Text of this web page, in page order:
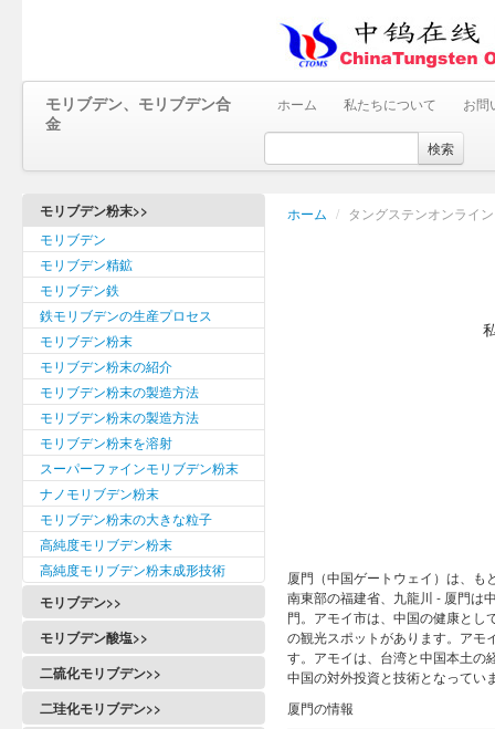
モリブデン、モリブデン合
金
ホーム 私たちについて お問
検索
モリブデン粉末>>
モリブデン
モリブデン精鉱
モリブデン鉄
鉄モリブデンの生産プロセス
モリブデン粉末
モリブデン粉末の紹介
モリブデン粉末の製造方法
モリブデン粉末の製造方法
モリブデン粉末を溶射
スーパーファインモリブデン粉末
ナノモリブデン粉末
モリブデン粉末の大きな粒子
高純度モリブデン粉末
高純度モリブデン粉末成形技術
モリブデン>>
モリブデン酸塩>>
二硫化モリブデン>>
二珪化モリブデン>>
ホーム / タングステンオンライ
厦門（中国ゲートウェイ）は、も
南東部の福建省、九龍川 - 厦門は
門。アモイ市は、中国の健康とし
の観光スポットがあります。アモ
す。アモイは、台湾と中国本土の
中国の対外投資と技術となってい
厦門の情報